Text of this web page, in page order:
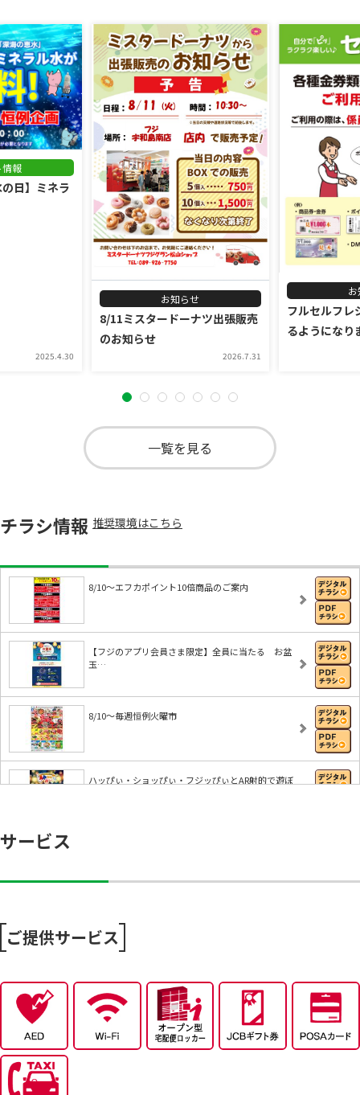
情報
日】ミネラ
2025.4.30
お知らせ
8/11ミスタードーナツ出張販売
のお知らせ
2026.7.31
フルセルフレ
るようになり
一覧を見る
チラシ情報 推奨環境はこちら
8/10～エフカポイント10倍商品のご案内
【フジのアプリ会員さま限定】全員に当たる お盆
玉…
8/10～毎週恒例火曜市
ハッぴぃ・ショッぴぃ・フジッぴぃとAR射的で遊ぼ
サービス
ご提供サービス